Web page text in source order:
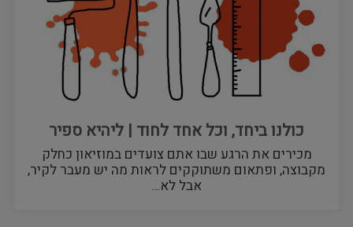
כולנו ביחד, וכל אחד לחוד | ליהיא ספיר
מכירים את הרגע שבו אתם צועדים במוזיאון כחלק
מקבוצה, ופתאום משתוקקים לראות מה יש מעבר לקיר,
אבל לא…